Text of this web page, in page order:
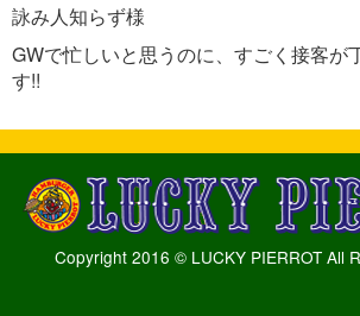
詠み人知らず様
GWで忙しいと思うのに、すごく接客が
す!!
Copyright 2016 © LUCKY PIERROT All